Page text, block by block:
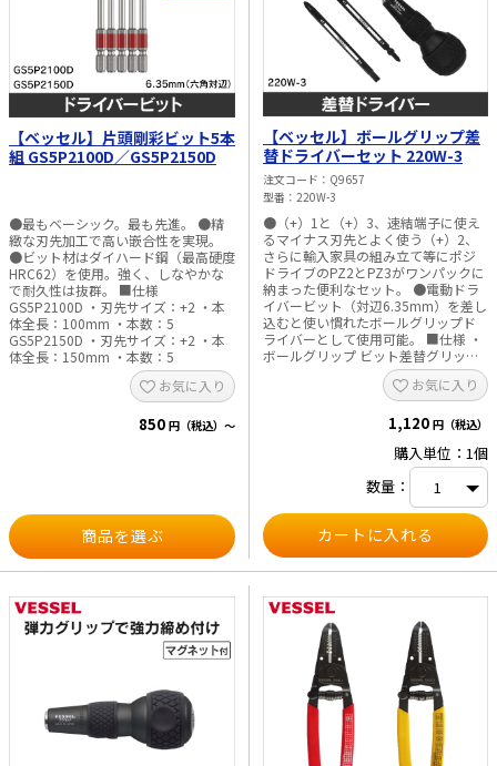
【ベッセル】片頭剛彩ビット5本
組 GS5P2100D／GS5P2150D
●最もベーシック。最も先進。 ●精
緻な刃先加工で高い嵌合性を実現。
●ビット材はダイハード鋼（最高硬度
HRC62）を使用。強く、しなやかな
で耐久性は抜群。 ■仕様
GS5P2100D ・刃先サイズ：+2 ・本
体全長：100mm ・本数：5
GS5P2150D ・刃先サイズ：+2 ・本
体全長：150mm ・本数：5
お気に入り
850 円（税込）～
商品を選ぶ
【ベッセル】ボールグリップ差
替ドライバーセット 220W-3
注文コード
Q9657
型番
220W-3
●（+）1と（+）3、速結端子に使え
るマイナス刃先とよく使う（+）2、
さらに輸入家具の組み立て等にポジ
ドライブのPZ2とPZ3がワンパックに
納まった便利なセット。 ●電動ドラ
イバービット（対辺6.35mm）を差し
込むと使い慣れたボールグリップド
ライバーとして使用可能。 ■仕様 ・
ボールグリップ ビット差替グリップ
・ビット110mm（＋1／＋3）、（－
6／＋2）、（PZ2／PZ3）お気に入り
1,120 円（税込）
購入単位：1個
数量：